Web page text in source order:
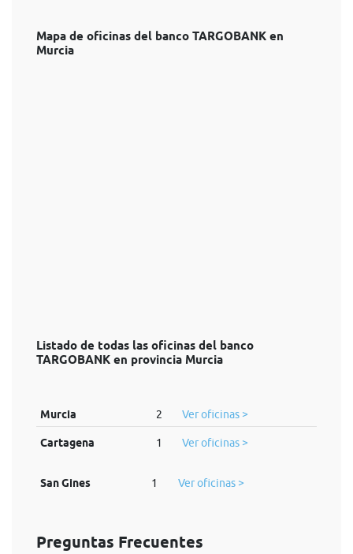
Mapa de oficinas del banco TARGOBANK en
Murcia
Listado de todas las oficinas del banco
TARGOBANK en provincia Murcia
Murcia 2 Ver oficinas >
Cartagena 1 Ver oficinas >
San Gines 1 Ver oficinas >
Preguntas Frecuentes